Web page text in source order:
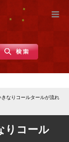
きなりコールタールが流れ
りコール